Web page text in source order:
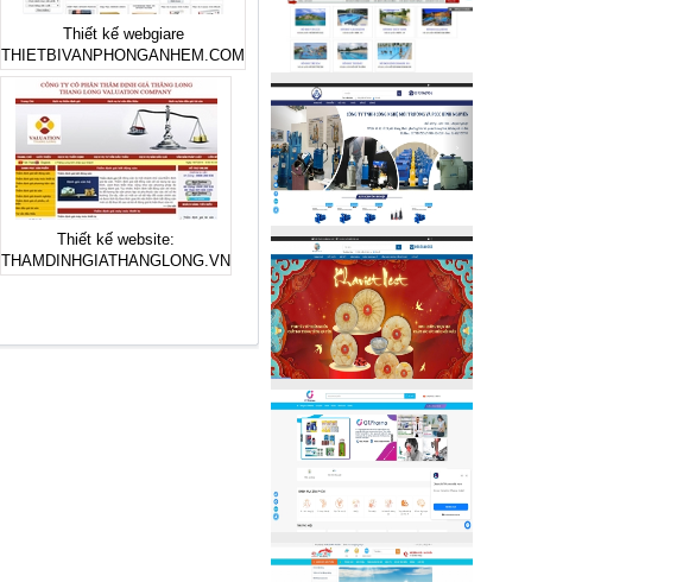
Thiết kế webgiare
THIETBIVANPHONGANHEM.COM
Thiết kế website:
THAMDINHGIATHANGLONG.VN